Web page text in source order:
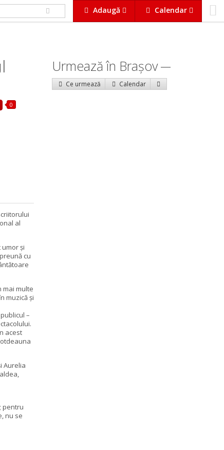
Adaugă Calendar
0
al
și
cu
mai multe
muzică şi
–
acest
Aurelia
pentru
nu se
Urmează în Braşov
Ce urmează Calendar